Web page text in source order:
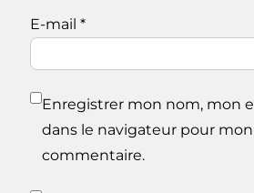
E-mail *
Enregistrer mon nom, mon
dans le navigateur pour
commentaire.